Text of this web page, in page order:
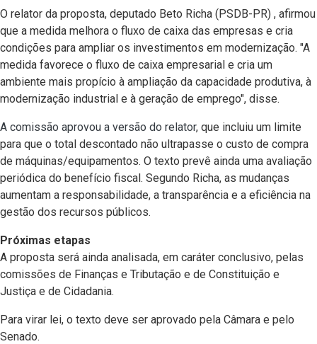
O relator da proposta, deputado Beto Richa (PSDB-PR) , afirmou
que a medida melhora o fluxo de caixa das empresas e cria
condições para ampliar os investimentos em modernização. "A
medida favorece o fluxo de caixa empresarial e cria um
ambiente mais propício à ampliação da capacidade produtiva, à
modernização industrial e à geração de emprego", disse.
A comissão aprovou a versão do relator, que incluiu um limite
para que o total descontado não ultrapasse o custo de compra
de máquinas/equipamentos. O texto prevê ainda uma avaliação
periódica do benefício fiscal. Segundo Richa, as mudanças
aumentam a responsabilidade, a transparência e a eficiência na
gestão dos recursos públicos.
Próximas etapas
A proposta será ainda analisada, em caráter conclusivo, pelas
comissões de Finanças e Tributação e de Constituição e
Justiça e de Cidadania.
Para virar lei, o texto deve ser aprovado pela Câmara e pelo
Senado.